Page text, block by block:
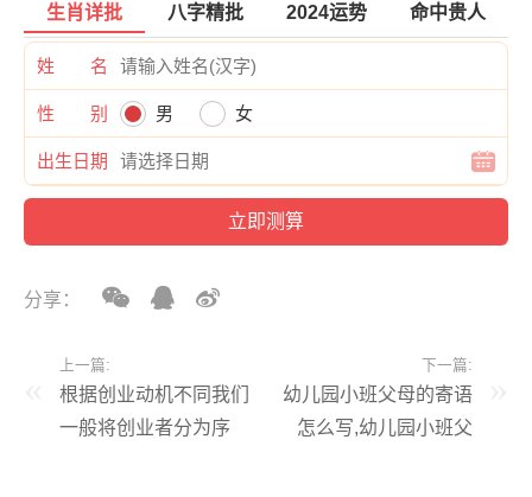
生肖详批 八字精批 2024运势 命中贵人
姓 名
性 别 男 女
出生日期
分享：
上一篇:
根据创业动机不同我们
一般将创业者分为序
下一篇:
幼儿园小班父母的寄语
怎么写,幼儿园小班父